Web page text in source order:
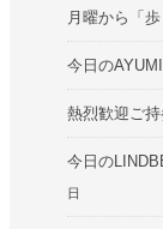
月曜から「
今日の
熱烈歓迎ご
今日の
日